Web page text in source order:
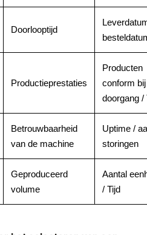
Doorlooptijd
Productieprestaties
Producten
conform
doorgang /
Betrouwbaarheid
van de machine
Uptime /
storingen
Geproduceerd
volume
Aantal
/ Tijd